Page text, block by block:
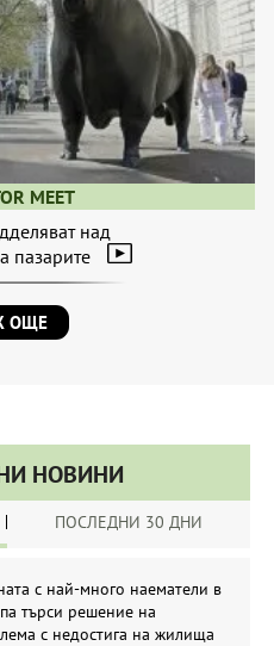
MEET
над
пазарите
ОЩЕ
НОВИНИ
ПОСЛЕДНИ 30 ДНИ
с най-много наематели в
търси решение на
с недостига на жилища